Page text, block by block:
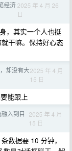
经济 2025 年 4 月 26
日
，其实一个人也挺
干嘛。保持好心态
却没有大2025 年 4 月
15 日
能跟上
入到目
2025 年 4 月
15 日
数据要 10 分钟，